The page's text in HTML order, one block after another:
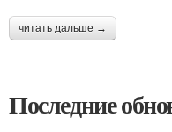
читать дальше →
Последние